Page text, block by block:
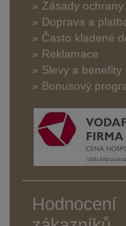
» Zásady
» Doprava a
» Často kladené
» Reklamace
» Slevy a
» Bonusový
Hodnocení